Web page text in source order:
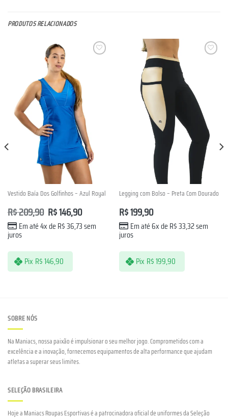
PRODUTOS RELACIONADOS
Vestido Baía Dos Golfinhos – Azul Royal
R$209,90 R$146,90
Em até 4x de R$36,73sem
juros
Pix R$146,90
Legging com Bolso – Preta Com Dourado
R$199,90
Em até 6x de R$33,32sem
juros
Pix R$199,90
SOBRE NÓS
Na Maniacs, nossa paixão é impulsionar o seu melhor jogo. Comprometidos com a
excelência e a inovação, fornecemos equipamentos de alta performance que ajudam
atletas a superar seus limites.
SELEÇÃO BRASILEIRA
Hoje a Maniacs Roupas Esportivas é a patrocinadora oficial de uniformes da Seleção